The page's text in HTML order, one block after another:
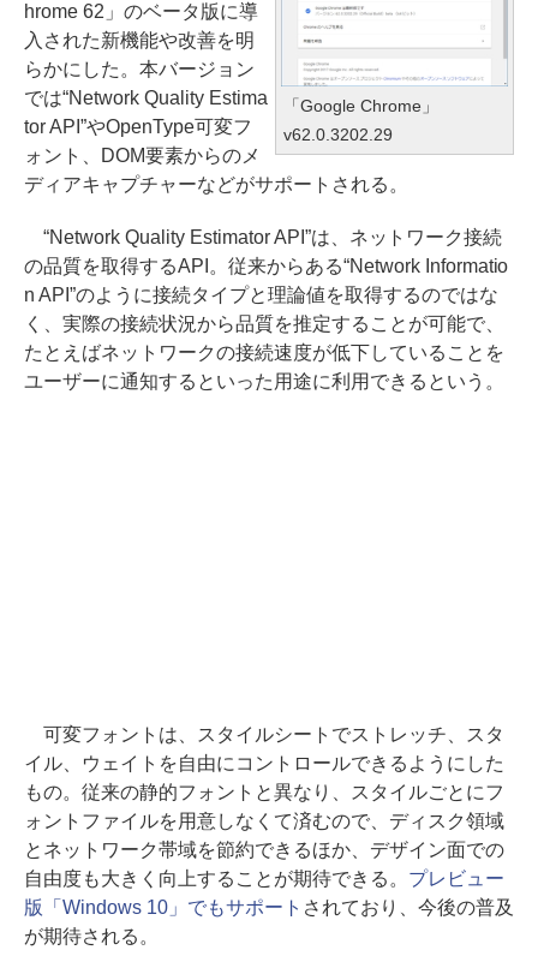
「Google Chrome」
v62.0.3202.29
hrome 62」のベータ版に導
入された新機能や改善を明
らかにした。本バージョン
では“Network Quality Estima
tor API”やOpenType可変フ
ォント、DOM要素からのメ
ディアキャプチャーなどがサポートされる。
“Network Quality Estimator API”は、ネットワーク接続
の品質を取得するAPI。従来からある“Network Informatio
n API”のように接続タイプと理論値を取得するのではな
く、実際の接続状況から品質を推定することが可能で、
たとえばネットワークの接続速度が低下していることを
ユーザーに通知するといった用途に利用できるという。
可変フォントは、スタイルシートでストレッチ、スタ
イル、ウェイトを自由にコントロールできるようにした
もの。従来の静的フォントと異なり、スタイルごとにフ
ォントファイルを用意しなくて済むので、ディスク領域
とネットワーク帯域を節約できるほか、デザイン面での
自由度も大きく向上することが期待できる。 プレビュー
版「Windows 10」でもサポート されており、今後の普及
が期待される。